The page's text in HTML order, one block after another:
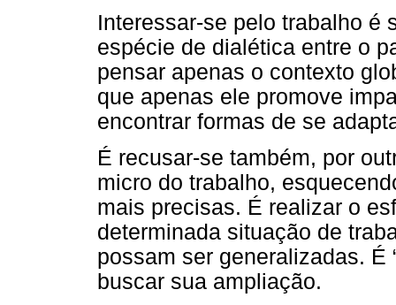
Interessar-se pelo trabalho é
espécie de dialética entre o
pensar apenas o contexto
que apenas ele promove
encontrar formas de se
É recusar-se também, por
micro do trabalho,
mais precisas. É realizar o
determinada situação de
possam ser generalizadas. É
buscar sua ampliação.